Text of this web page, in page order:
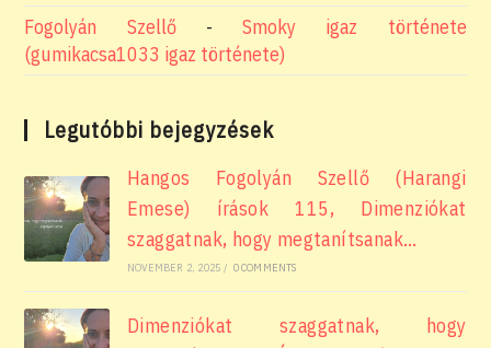
Fogolyán Szellő-Smoky igaz története
(gumikacsa1033 igaz története)
Legutóbbi bejegyzések
Hangos Fogolyán Szellő (Harangi
Emese) írások 115, Dimenziókat
szaggatnak, hogy megtanítsanak…
NOVEMBER 2, 2025 / 0 COMMENTS
Dimenziókat szaggatnak, hogy